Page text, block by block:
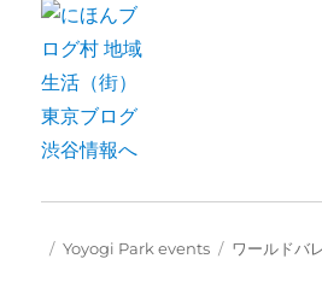
Posted
Categories
Yoyogi Park events Tags
ワールドバ